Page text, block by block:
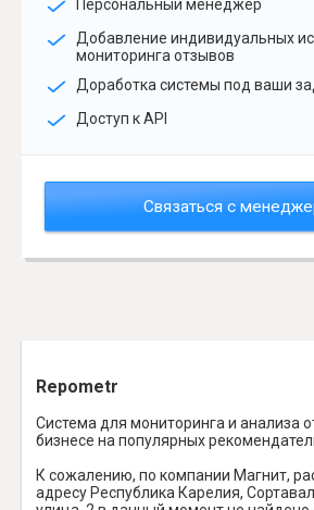
Персональный менеджер
Добавление индивидуальных
мониторинга отзывов
Доработка системы под ваши
Доступ к API
Связаться с
Repometr
Система для мониторинга и анализа
бизнесе на популярных
К сожалению, по компании Магнит,
адресу Республика Карелия,